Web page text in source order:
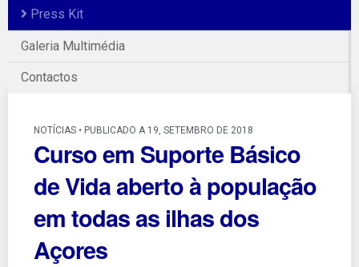
Press Kit
Galeria Multimédia
Contactos
NOTÍCIAS • PUBLICADO A 19, SETEMBRO DE 2018
Curso em Suporte Básico
de Vida aberto à população
em todas as ilhas dos
Açores